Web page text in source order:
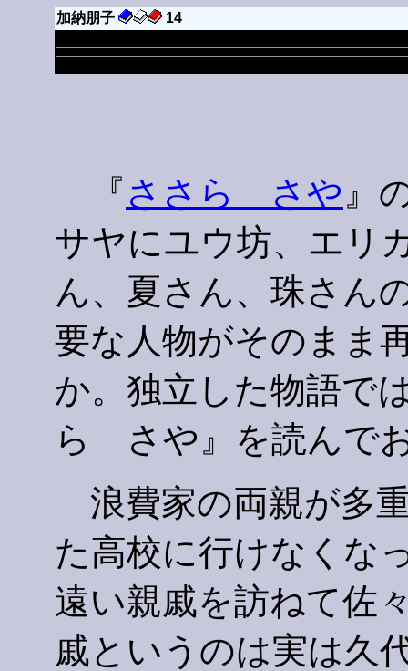
加納朋子 14
『 ささら さや 』
サヤにユウ坊、エリ
ん、夏さん、珠さん
要な人物がそのまま
か。独立した物語で
ら さや』を読んで
浪費家の両親が多
た高校に行けなくな
遠い親戚を訪ねて佐
戚というのは実は久